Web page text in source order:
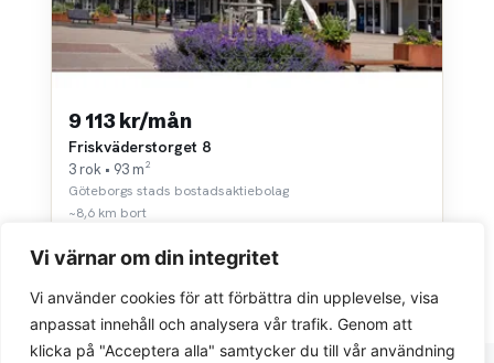
Vi värnar om din integritet
Vi använder cookies för att förbättra din upplevelse, visa
anpassat innehåll och analysera vår trafik. Genom att
klicka på "Acceptera alla" samtycker du till vår användning
9 113 kr/mån
Friskväderstorget 8
3 rok • 93 m²
Göteborgs stads bostadsaktiebolag
~8,6 km bort